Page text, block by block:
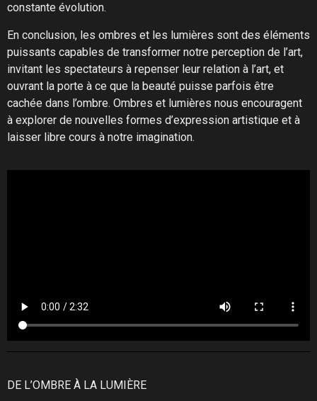
constante évolution.
En conclusion, les ombres et les lumières sont des éléments
puissants capables de transformer notre perception de l’art,
invitant les spectateurs à repenser leur relation à l’art, et
ouvrant la porte à ce que la beauté puisse parfois être
cachée dans l’ombre. Ombres et lumières nous encouragent
à explorer de nouvelles formes d’expression artistique et à
laisser libre cours à notre imagination.
DE L’OMBRE À LA LUMIÈRE